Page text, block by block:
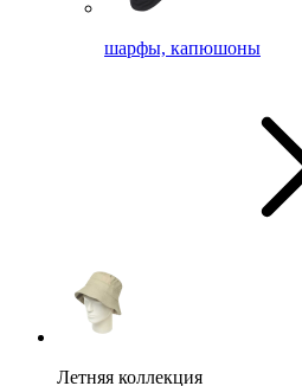
шарфы, капюшоны
Летняя коллекция